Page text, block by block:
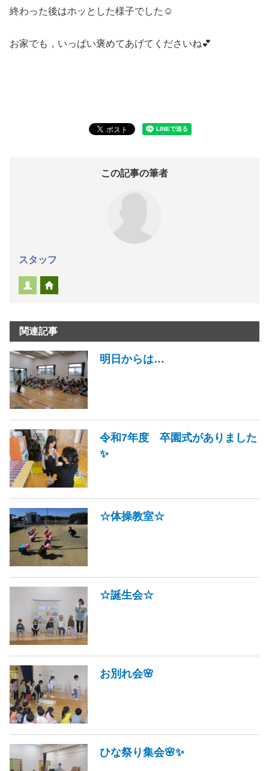
終わった後はホッとした様子でした☺
お家でも，いっぱい褒めてあげてくださいね💕
この記事の筆者
スタッフ
関連記事
明日からは…
令和7年度 卒園式がありました
✨
☆体操教室☆
☆誕生会☆
お別れ会🌸
ひな祭り集会🌸✨